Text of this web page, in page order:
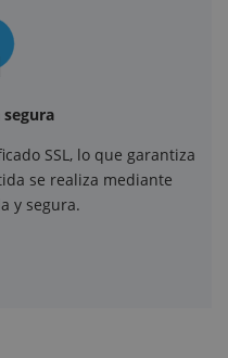
SSL, lo que garantiza
se realiza mediante
y segura.